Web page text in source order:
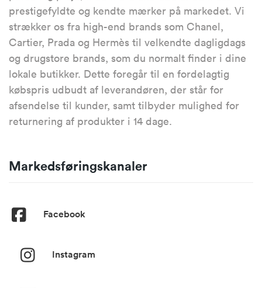
prestigefyldte og kendte mærker på markedet. Vi
strækker os fra high-end brands som Chanel,
Cartier, Prada og Hermès til velkendte dagligdags
og drugstore brands, som du normalt finder i dine
lokale butikker. Dette foregår til en fordelagtig
købspris udbudt af leverandøren, der står for
afsendelse til kunder, samt tilbyder mulighed for
returnering af produkter i 14 dage.
Markedsføringskanaler
Facebook
Instagram